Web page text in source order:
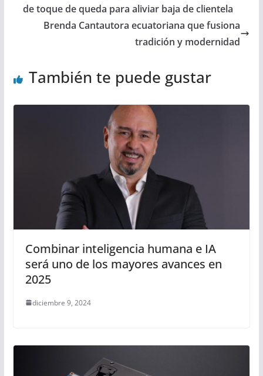
de toque de queda para aliviar baja de clientela
Brenda Cantautora ecuatoriana que fusiona
tradición y modernidad
También te puede gustar
Combinar inteligencia humana e IA
será uno de los mayores avances en
2025
diciembre 9, 2024